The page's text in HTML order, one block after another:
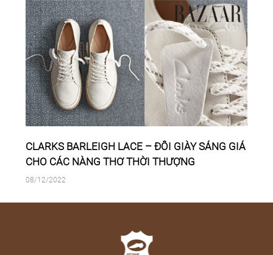
CLARKS BARLEIGH LACE – ĐÔI GIÀY SÁNG GIÁ
CHO CÁC NÀNG THƠ THỜI THƯỢNG
08/12/2022